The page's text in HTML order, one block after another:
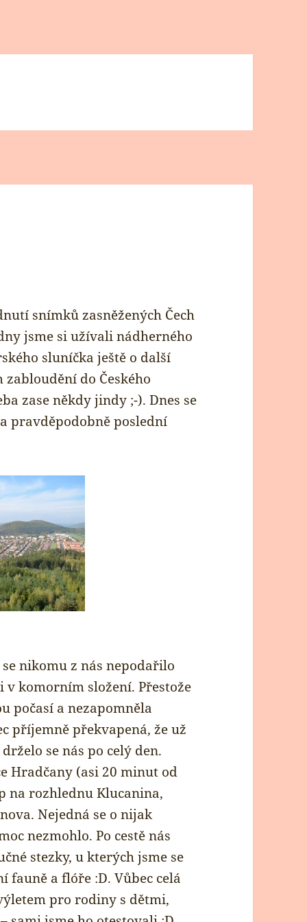
snímků zasněžených Čech
jsme si užívali nádherného
sluníčka ještě o další
do Českého
zase někdy jindy ;-). Dnes se
pravděpodobně poslední
nikomu z nás nepodařilo
komorním složení. Přestože
počasí a nezapomněla
příjemně překvapená, že už
se nás po celý den.
Hradčany (asi 20 minut od
na rozhlednu Klucanina,
Nejedná se o nijak
nezmohlo. Po cestě nás
stezky, u kterých jsme se
a flóře :D. Vůbec celá
pro rodiny s dětmi,